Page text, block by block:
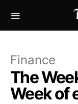
Finance
The
Week of